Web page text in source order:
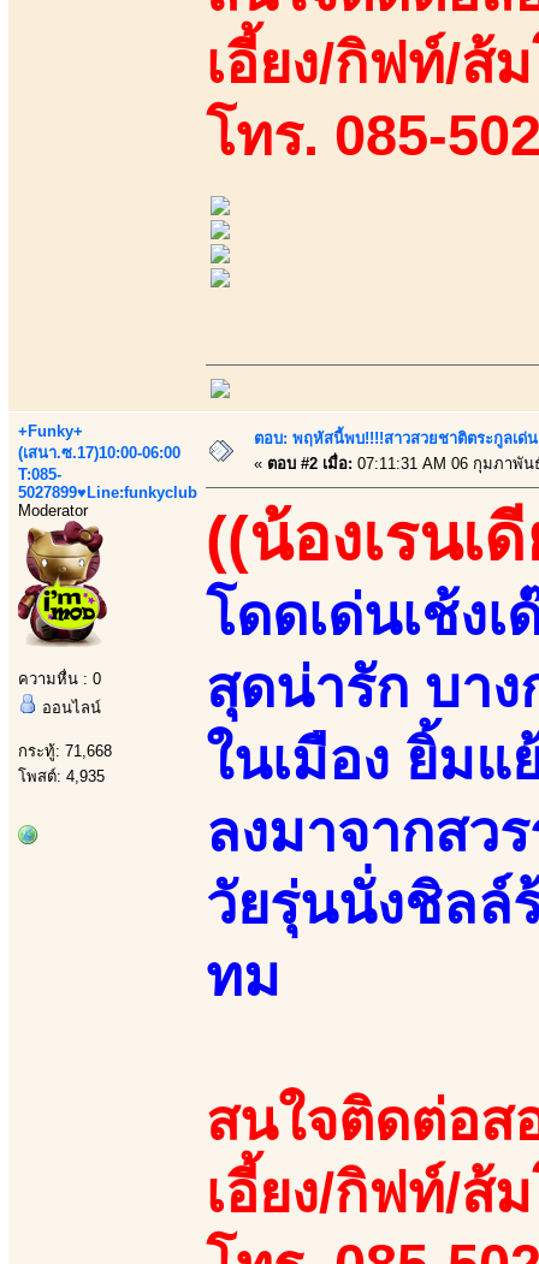
เอี้ยง/กิฟท์/ส้
โทร. 085-
+Funky+
(เสนา.ซ.17)10:00-06:00
T:085-
5027899♥Line:funkyclub
Moderator
ความหื่น : 0
ออนไลน์
กระทู้: 71,668
โพสต์: 4,935
ตอบ: พฤหัสนี้พบ!!!!สาวสวยชาติตระกูลเด่
« ตอบ #2 เมื่อ: 07:11:31 AM 06 กุมภาพัน
((น้องเรนเ
โดดเด่นเช้ง
สุดน่ารัก บา
ในเมือง ยิ้ม
ลงมาจากสว
วัยรุ่นนั่งชิลล์
ทม
สนใจติดต่อส
เอี้ยง/กิฟท์/ส้